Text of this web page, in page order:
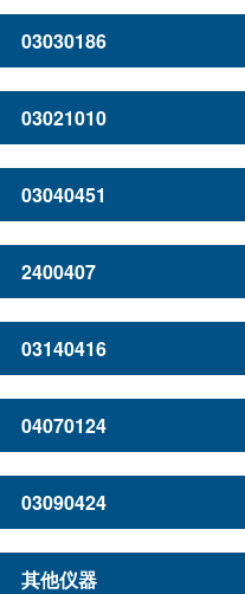
03030186
03021010
03040451
2400407
03140416
04070124
03090424
其他仪器